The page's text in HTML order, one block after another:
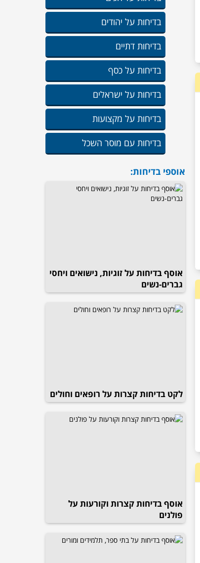
בדיחות על יהודים
בדיחות דתיים
בדיחות על כסף
בדיחות על ישראלים
בדיחות על מקצועות
בדיחות עם מוסר השכל
אוספי בדיחות:
אוסף בדיחות על זוגיות, נישואים ויחסי
גברים-נשים
לקט בדיחות קצרות על רופאים וחולים
אוסף בדיחות קצרות וקורעות על
פולנים